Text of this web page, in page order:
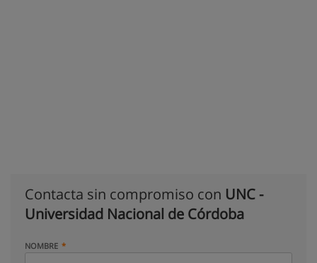
Contacta sin compromiso con UNC -
Universidad Nacional de Córdoba
NOMBRE